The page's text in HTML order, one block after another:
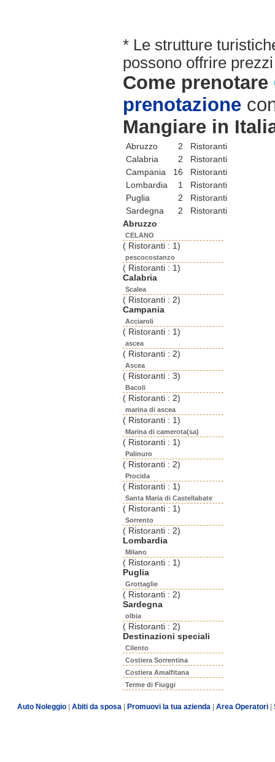
* Le strutture
possono offrire
Come prenotare
prenotazione
Mangiare in
Abruzzo
2 Ristoranti
Calabria
2 Ristoranti
Campania
16 Ristoranti
Lombardia
1 Ristoranti
Puglia
2 Ristoranti
Sardegna
2 Ristoranti
Abruzzo
CELANO
( Ristoranti : 1)
pescocostanzo
( Ristoranti : 1)
Calabria
Scalea
( Ristoranti : 2)
Campania
Acciaroli
( Ristoranti : 1)
ascea
( Ristoranti : 2)
Ascea
( Ristoranti : 3)
Bacoli
( Ristoranti : 2)
marina di ascea
( Ristoranti : 1)
Marina di camerota(sa)
( Ristoranti : 1)
Palinuro
( Ristoranti : 2)
Procida
( Ristoranti : 1)
Santa Maria di Castellabate
( Ristoranti : 1)
Sorrento
( Ristoranti : 2)
Lombardia
Milano
( Ristoranti : 1)
Puglia
Grottaglie
( Ristoranti : 2)
Sardegna
olbia
( Ristoranti : 2)
Destinazioni speciali
Cilento
Costiera Sorrentina
Costiera Amalfitana
Terme di Fiuggi
Auto Noleggio Abiti da sposa Promuovi la tua azienda Area Operatori